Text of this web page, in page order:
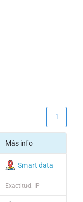
1
Más info
Smart data
Exactitud: IP